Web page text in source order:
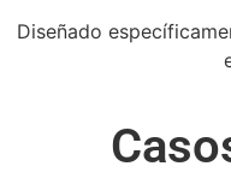
Diseñado